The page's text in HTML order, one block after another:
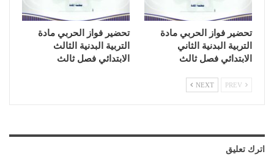
تحضير فواز الحربي مادة
التربية البدنية الثاني
الابتدائي فصل ثالث
تحضير فواز الحربي مادة
التربية البدنية الثالث
الابتدائي فصل ثالث
NEXT
اترك تعليق